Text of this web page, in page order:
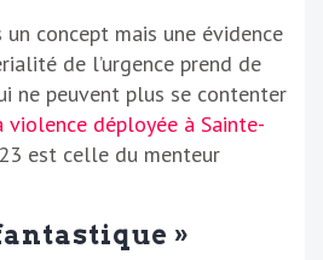
un concept mais une évidence
de l’urgence prend de
ne peuvent plus se contenter
violence déployée à Sainte-
est celle du menteur
»